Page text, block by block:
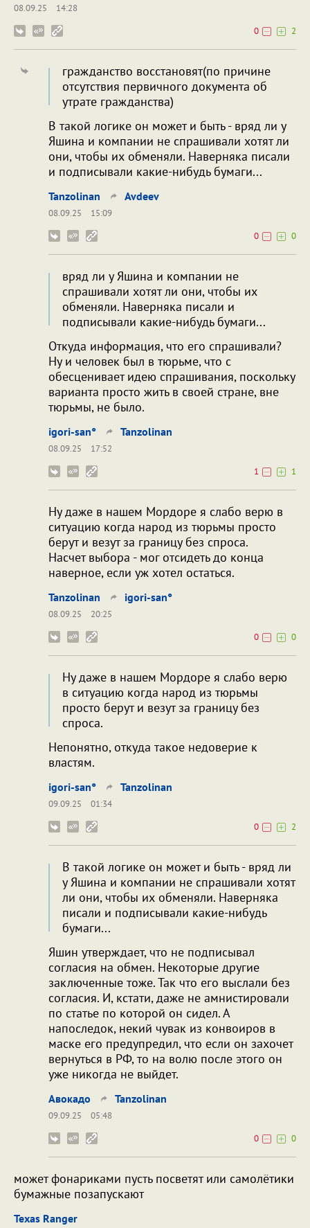
08.09.25
14:28
0
2
гражданство восстановят(по причине
отсутствия первичного документа об
утрате гражданства)
В такой логике он может и быть - вряд ли у
Яшина и компании не спрашивали хотят ли
они, чтобы их обменяли. Наверняка писали
и подписывали какие-нибудь бумаги...
Tanzolinan Avdeev
08.09.25
15:09
0
0
вряд ли у Яшина и компании не
спрашивали хотят ли они, чтобы их
обменяли. Наверняка писали и
подписывали какие-нибудь бумаги...
Откуда информация, что его спрашивали?
Ну и человек был в тюрьме, что с
обесценивает идею спрашивания, поскольку
варианта просто жить в своей стране, вне
тюрьмы, не было.
igori-san° Tanzolinan
08.09.25
17:52
1
1
Ну даже в нашем Мордоре я слабо верю в
ситуацию когда народ из тюрьмы просто
берут и везут за границу без спроса.
Насчет выбора - мог отсидеть до конца
наверное, если уж хотел остаться.
Tanzolinan igori-san°
08.09.25
20:25
0
0
Ну даже в нашем Мордоре я слабо верю
в ситуацию когда народ из тюрьмы
просто берут и везут за границу без
спроса.
Непонятно, откуда такое недоверие к
властям.
igori-san° Tanzolinan
09.09.25
01:34
0
2
В такой логике он может и быть - вряд ли
у Яшина и компании не спрашивали хотят
ли они, чтобы их обменяли. Наверняка
писали и подписывали какие-нибудь
бумаги...
Яшин утверждает, что не подписывал
согласия на обмен. Некоторые другие
заключенные тоже. Так что его выслали без
согласия. И, кстати, даже не амнистировали
по статье по которой он сидел. А
напоследок, некий чувак из конвоиров в
маске его предупредил, что если он захочет
вернуться в РФ, то на волю после этого он
уже никогда не выйдет.
Авокадо Tanzolinan
09.09.25
05:48
0
0
может фонариками пусть посветят или самолётики
бумажные позапускают
Texas Ranger